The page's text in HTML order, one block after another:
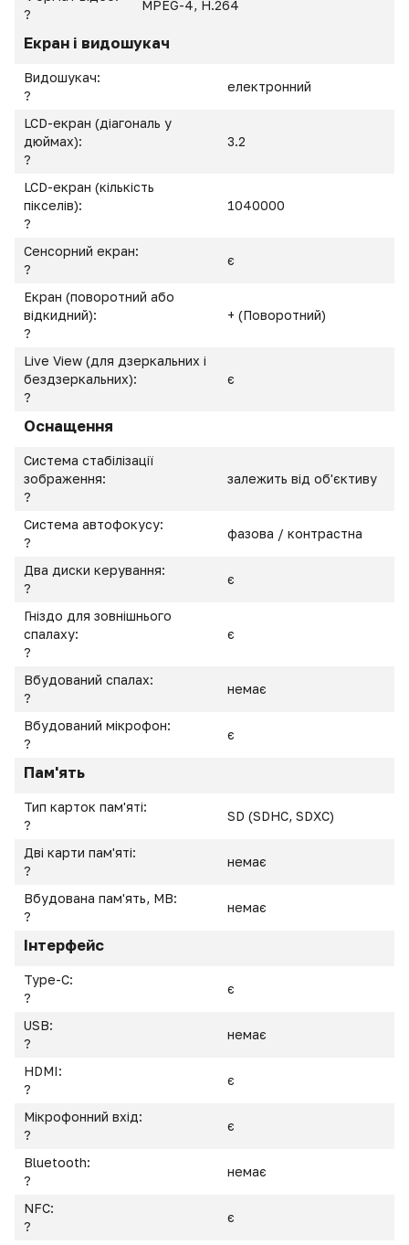
?
MPEG-4, H.264
Екран і видошукач
Видошукач:
?
електронний
LCD-екран (діагональ у
дюймах):
?
3.2
LCD-екран (кількість
пікселів):
?
1040000
Сенсорний екран:
?
є
Екран (поворотний або
відкидний):
?
+ (Поворотний)
Live View (для дзеркальних і
бездзеркальних):
?
є
Оснащення
Система стабілізації
зображення:
?
залежить від об'єктиву
Система автофокусу:
?
фазова / контрастна
Два диски керування:
?
є
Гніздо для зовнішнього
спалаху:
?
є
Вбудований спалах:
?
немає
Вбудований мікрофон:
?
є
Пам'ять
Тип карток пам'яті:
?
SD (SDHC, SDXC)
Дві карти пам'яті:
?
немає
Вбудована пам'ять, MB:
?
немає
Інтерфейс
Type-C:
?
є
USB:
?
немає
HDMI:
?
є
Мікрофонний вхід:
?
є
Bluetooth:
?
немає
NFC:
?
є